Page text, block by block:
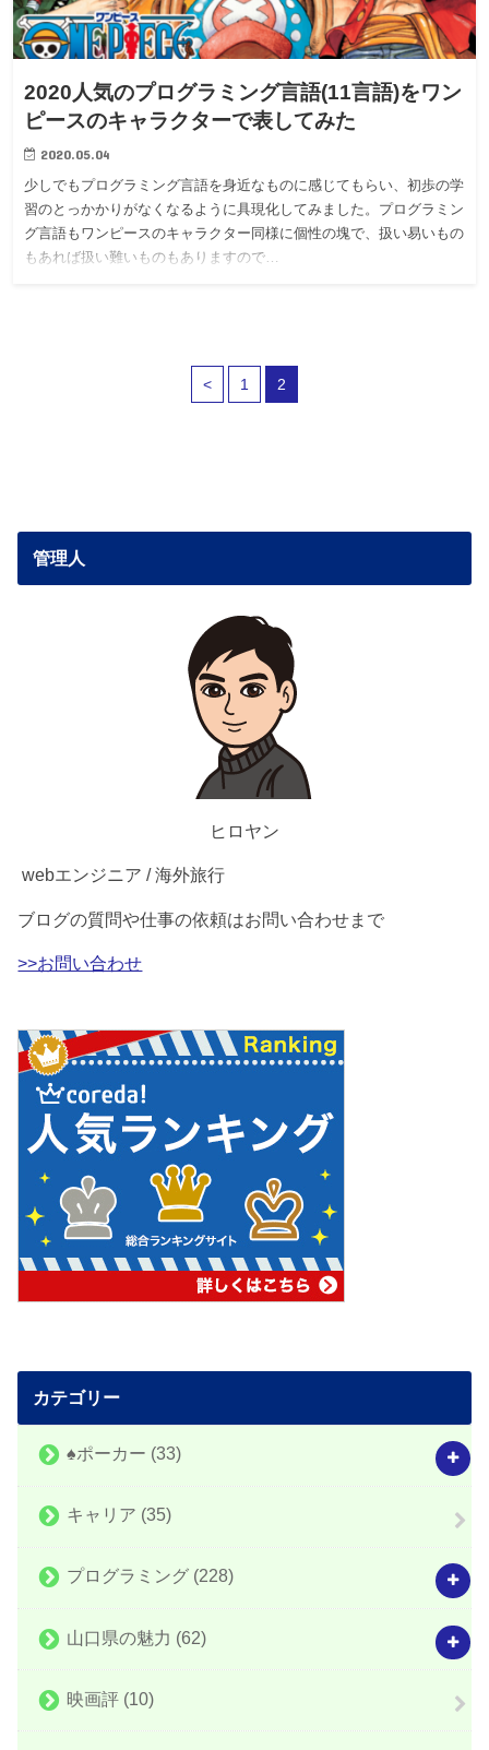
2020人気のプログラミング言語(11言語)をワン
ピースのキャラクターで表してみた
2020.05.04
少しでもプログラミング言語を身近なものに感じてもらい、初歩の学
習のとっかかりがなくなるように具現化してみました。プログラミン
グ言語もワンピースのキャラクター同様に個性の塊で、扱い易いもの
もあれば扱い難いものもありますので…
< 1 2
管理人
ヒロヤン
webエンジニア / 海外旅行
ブログの質問や仕事の依頼はお問い合わせまで
>>お問い合わせ
カテゴリー
♠️ポーカー (33)
キャリア (35)
プログラミング (228)
山口県の魅力 (62)
映画評 (10)